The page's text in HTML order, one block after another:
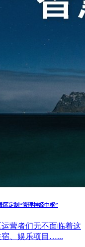
区定制“管理神经中枢”
营者们无不面临着这
宿、娱乐项目…...